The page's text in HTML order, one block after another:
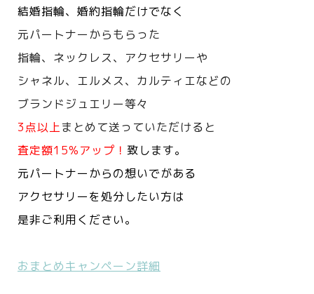
結婚指輪、婚約指輪だけでなく
元パートナーからもらった
指輪、ネックレス、アクセサリーや
シャネル、エルメス、カルティエなどの
ブランドジュエリー等々
3点以上まとめて送っていただけると
査定額15%アップ！ 致します。
元パートナーからの想いでがある
アクセサリーを処分したい方は
是非ご利用ください。
おまとめキャンペーン詳細